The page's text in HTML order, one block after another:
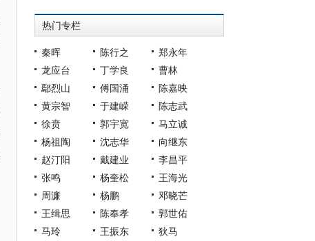
热门专栏
秦晖 陈行之
郑永年
龙应台
丁学良
曹林
鄢烈山
傅国涌
陈嘉映
黄宗智
于建嵘
陈志武
徐贲
郭宇宽
马立诚
杨祖陶
沈志华
向继东
赵汀阳
戴建业
李昌平
张鸣
杨奎松
王海光
周濂
杨鹏
邓晓芒
王缉思
陈奉孝
郭世佑
马玲
王振东
狄马